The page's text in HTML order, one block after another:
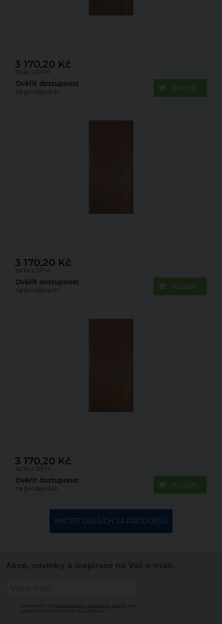
za ks s DPH
3 170,20 Kč
Koupit
Ověřit dostupnost
na prodejnách
za ks s DPH
3 170,20 Kč
Koupit
Ověřit dostupnost
na prodejnách
za ks s DPH
3 170,20 Kč
Koupit
Ověřit dostupnost
na prodejnách
NAČÍST DALŠÍCH 24 PRODUKTŮ
Souhlasím se zpracováním osobních údajů
pro
účely zasílání obchodního sdělení.